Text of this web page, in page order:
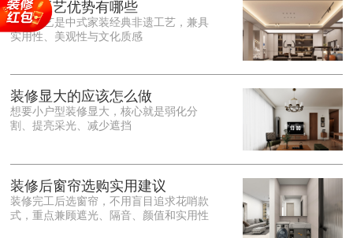
大气，意境悠远，自带东方中式雅致韵
味，耐看且不易过时。<o:p></o:p> 在工
艺品质上，徽派工艺遵循古法匠心工序，
保耐用，抗风化、耐腐蚀，使用
徽派工艺优势有哪些
徽派工艺是中式家装经典非遗工艺，兼具
实用性、美观性与文化质感
装修显大的应该怎么做
想要小户型装修显大，核心就是弱化分
割、提亮采光、减少遮挡
装修后窗帘选购实用建议
装修完工后选窗帘，不用盲目追求花哨款
式，重点兼顾遮光、隔音、颜值和实用性